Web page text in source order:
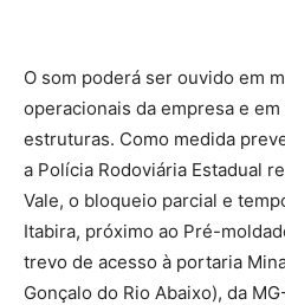
O som poderá ser ouvido em
operacionais da empresa e
estruturas. Como medida
a Polícia Rodoviária Estadual
Vale, o bloqueio parcial e
Itabira, próximo ao Pré-
trevo de acesso à portaria
Gonçalo do Rio Abaixo), da